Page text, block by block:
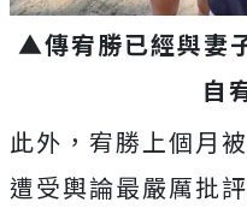
▲傳宥勝已經與妻
自
此外，宥勝上個月
遭受輿論最嚴厲批